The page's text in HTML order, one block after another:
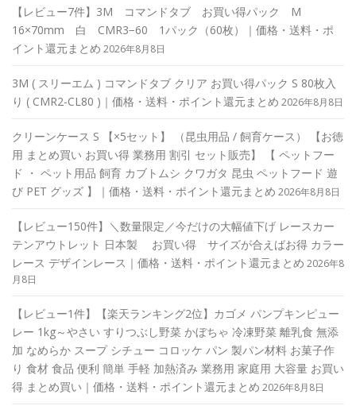
【レビュー7件】3M コマンドタブ お買い得パック M
16×70mm 白 CMR3−60 1パック（60枚）｜価格・送料・ポ
イント還元まとめ 2026年8月8日
3M ( スリーエム ) コマンドタブ クリア お買い得パック S 80枚入
り ( CMR2-CL80 )｜価格・送料・ポイント還元まとめ 2026年8月8日
クリーンケース S 【×5セット】 （昆虫用品 / 飼育ケース） 【お徳
用 まとめ買い お買い得 業務用 割引 セット販売】 【 ペットフー
ド ・ ペット用品 飼育 カブトムシ クワガタ 昆虫 ペットフード 遊
び PET グッズ 】｜価格・送料・ポイント還元まとめ 2026年8月8日
【レビュー150件】＼数量限定／今だけの大幅値下げ レースカー
テンアウトレット 日本製 お買い得 サイズが合えばお得 カラー
レース デザインレース｜価格・送料・ポイント還元まとめ 2026年8
月8日
【レビュー1件】【楽天ランキング2位】カゴメ パンプキンピュー
レー 1kg～やさい すりつぶし野菜 かぼちゃ 冷凍野菜 離乳食 無添
加 なめらか スープ シチュー コロッケ パン 製パン材料 お菓子作
り 食材 食品 便利 簡単 手軽 加熱済み 業務用 家庭用 大容量 お買い
得 まとめ買い｜価格・送料・ポイント還元まとめ 2026年8月8日